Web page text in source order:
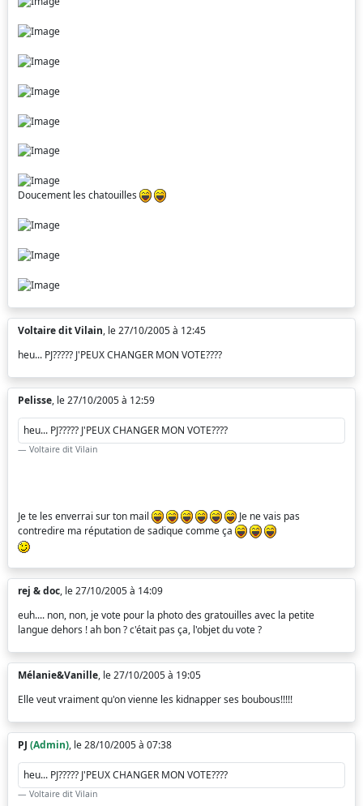
Doucement les chatouilles
Voltaire dit Vilain, le 27/10/2005 à 12:45
heu... PJ????? J'PEUX CHANGER MON VOTE????
Pelisse, le 27/10/2005 à 12:59
heu... PJ????? J'PEUX CHANGER MON VOTE????
Voltaire dit Vilain
Je te les enverrai sur ton mail
Je ne vais pas
contredire ma réputation de sadique comme ça
rej & doc, le 27/10/2005 à 14:09
euh.... non, non, je vote pour la photo des gratouilles avec la petite
langue dehors ! ah bon ? c'était pas ça, l'objet du vote ?
Mélanie&Vanille, le 27/10/2005 à 19:05
Elle veut vraiment qu'on vienne les kidnapper ses boubous!!!!!
PJ (Admin), le 28/10/2005 à 07:38
heu... PJ????? J'PEUX CHANGER MON VOTE????
Voltaire dit Vilain